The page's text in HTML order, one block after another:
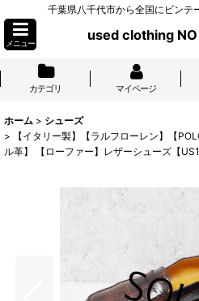
千葉県八千代市から全国にビンテ
メニュー
used clothing NO
カテゴリ マイページ
ホーム > シューズ
>
【イタリー製】【ラルフローレン】【
ル革】 【ローファー】レザーシューズ【